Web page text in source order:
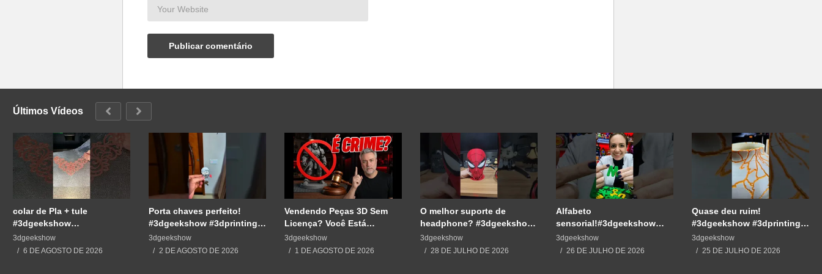
Últimos Vídeos
colar de Pla + tule
#3dgeekshow
#impressão3d #3dprint
#3dprinting #impresion3d
3dgeekshow
6 DE AGOSTO DE 2026
Porta chaves perfeito!
#3dgeekshow #3dprinting
#3dprint #impressão3d
#impresion3d
3dgeekshow
2 DE AGOSTO DE 2026
Vendendo Peças 3D Sem
Licença? Você Está
Cometendo um Erro GRAVE
3dgeekshow
1 DE AGOSTO DE 2026
O melhor suporte de
headphone? #3dgeekshow
#impressão3d #3dprinting
#3dprint #spiderman
3dgeekshow
28 DE JULHO DE 2026
Alfabeto
sensorial!#3dgeekshow
#3dprinting #3dprint
#impressão3d #educação
3dgeekshow
26 DE JULHO DE 2026
Quase deu ruim!
#3dgeekshow #3dprinting
#3dprint #impressão3d
#decoration #maker
3dgeekshow
25 DE JULHO DE 2026